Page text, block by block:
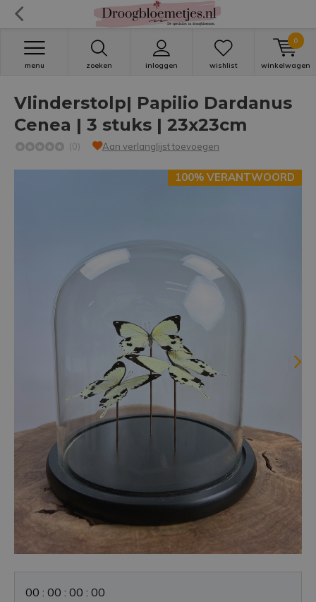
zoeken inloggen
menu wishlist winkelwagen
0
Vlinderstolp| Papilio Dardanus
Cenea | 3 stuks | 23x23cm
(0) Aan verlanglijst toevoegen
100% VERANTWOORD
00 : 00 : 00 : 00